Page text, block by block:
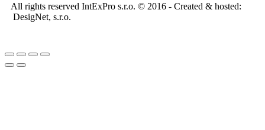
All rights reserved IntExPro s.r.o. © 2016 - Created & hosted:
DesigNet, s.r.o.